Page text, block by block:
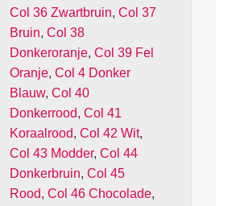
Col 36 Zwartbruin, Col 37
Bruin, Col 38
Donkeroranje, Col 39 Fel
Oranje, Col 4 Donker
Blauw, Col 40
Donkerrood, Col 41
Koraalrood, Col 42 Wit,
Col 43 Modder, Col 44
Donkerbruin, Col 45
Rood, Col 46 Chocolade,